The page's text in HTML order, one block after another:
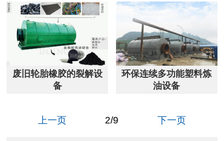
废旧轮胎橡胶的裂解设
备
环保连续多功能塑料炼
油设备
上一页 2/9 下一页